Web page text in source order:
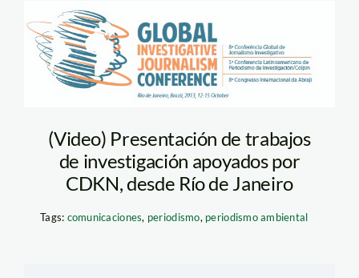
Captura de pantalla
2013-10-14 a la(s)
11.03.58
(Video) Presentación de trabajos
de investigación apoyados por
CDKN, desde Río de Janeiro
Tags: comunicaciones, periodismo, periodismo ambiental